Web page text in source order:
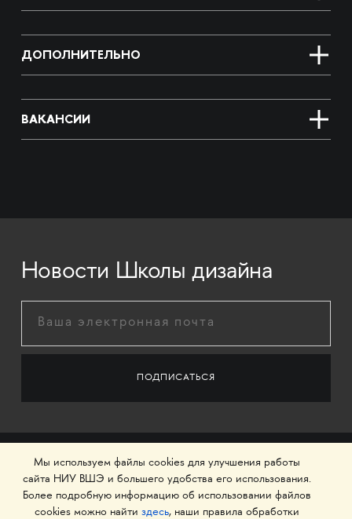
ДОПОЛНИТЕЛЬНО
ВАКАНСИИ
Новости Школы дизайна
Мы используем файлы cookies для улучшения работы
сайта НИУ ВШЭ и большего удобства его использования.
Более подробную информацию об использовании файлов
cookies можно найти здесь, наши правила обработки